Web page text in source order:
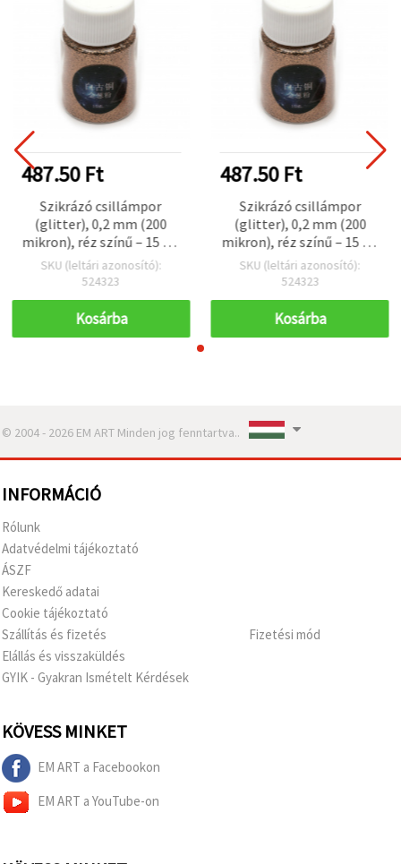
487.50 Ft
Szikrázó csillámpor
(glitter), 0,2 mm (200
mikron), réz színű – 15 ml
(kb. 12 g)
SKU (leltári azonosító):
524323
Kosárba
487.50 Ft
Szikrázó csillámpor
(glitter), 0,2 mm (200
mikron), réz színű – 15 ml
(kb. 12 g)
SKU (leltári azonosító):
524323
Kosárba
© 2004 - 2026 EM ART Minden jog fenntartva..
INFORMÁCIÓ
Rólunk
Adatvédelmi tájékoztató
ÁSZF
Kereskedő adatai
Cookie tájékoztató
Szállítás és fizetés
Elállás és visszaküldés
GYIK - Gyakran Ismételt Kérdések
Fizetési mód
KÖVESS MINKET
EM ART a Facebookon
EM ART a YouTube-on